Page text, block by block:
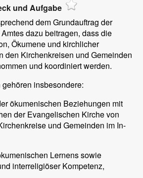
und Aufgabe
dem Grundauftrag der
dazu beitragen, dass die
Ökumene und kirchlicher
den Kirchenkreisen und Gemeinden
und koordiniert werden.
insbesondere:
ökumenischen Beziehungen mit
der Evangelischen Kirche von
und Gemeinden im In-
Lernens sowie
interreligiöser Kompetenz,